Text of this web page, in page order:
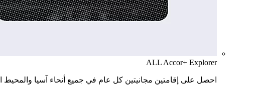
ALL Accor+ Explorer
احصل على إقامتين مجانيتين كل عام في جميع أنحاء آسيا والمحيط